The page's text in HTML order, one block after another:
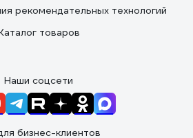
рекомендательных технологий
товаров
Наши соцсети
бизнес-клиентов